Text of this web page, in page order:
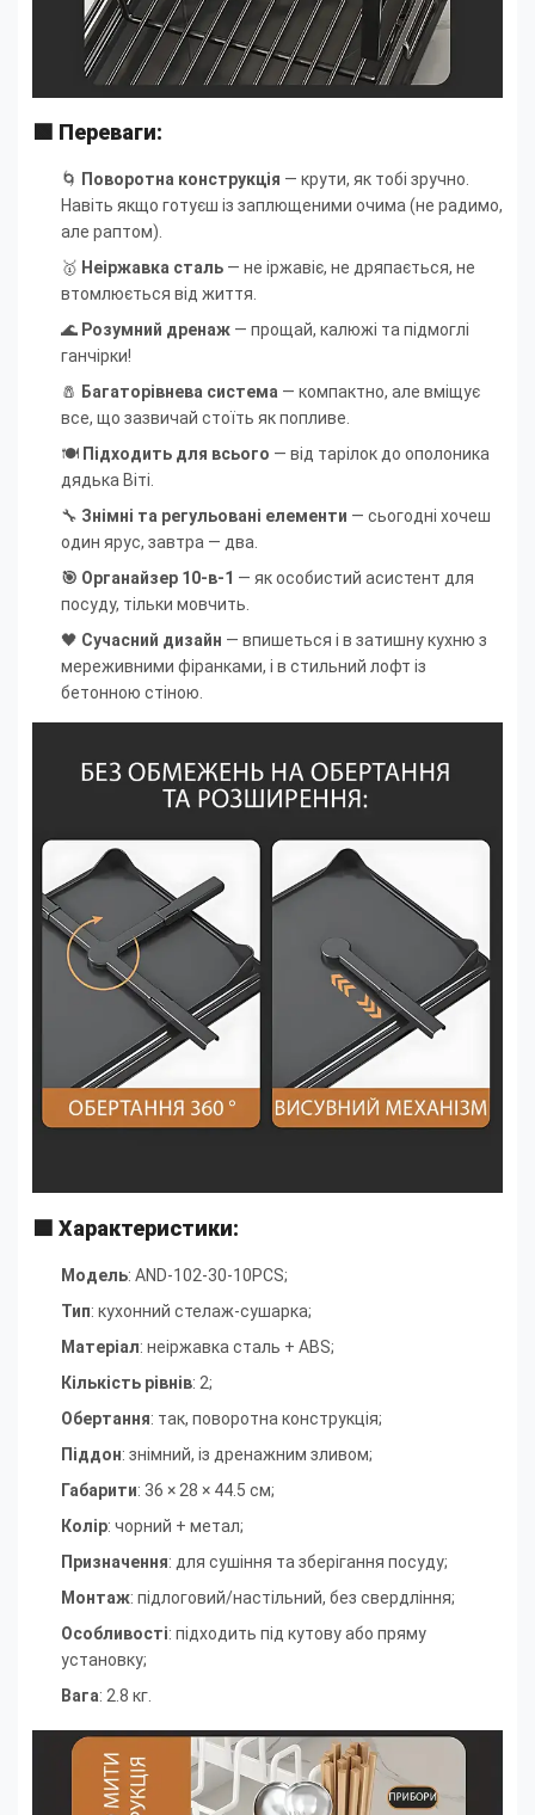
🟩 Переваги:
🌀 Поворотна конструкція — крути, як тобі зручно.
Навіть якщо готуєш із заплющеними очима (не радимо,
але раптом).
🥇 Неіржавка сталь — не іржавіє, не дряпається, не
втомлюється від життя.
🌊 Розумний дренаж — прощай, калюжі та підмоглі
ганчірки!
🧂 Багаторівнева система — компактно, але вміщує
все, що зазвичай стоїть як попливе.
🍽️ Підходить для всього — від тарілок до ополоника
дядька Віті.
🔧 Знімні та регульовані елементи — сьогодні хочеш
один ярус, завтра — два.
🎯 Органайзер 10-в-1 — як особистий асистент для
посуду, тільки мовчить.
🖤 Сучасний дизайн — впишеться і в затишну кухню з
мереживними фіранками, і в стильний лофт із
бетонною стіною.
🟦 Характеристики:
Модель: AND-102-30-10PCS;
Тип: кухонний стелаж-сушарка;
Матеріал: неіржавка сталь + ABS;
Кількість рівнів: 2;
Обертання: так, поворотна конструкція;
Піддон: знімний, із дренажним зливом;
Габарити: 36 × 28 × 44.5 см;
Колір: чорний + метал;
Призначення: для сушіння та зберігання посуду;
Монтаж: підлоговий/настільний, без свердління;
Особливості: підходить під кутову або пряму
установку;
Вага: 2.8 кг.